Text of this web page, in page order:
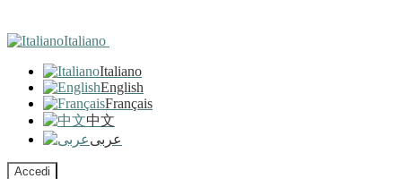
Italiano
Italiano
English
Français
中文
عربى
Accedi